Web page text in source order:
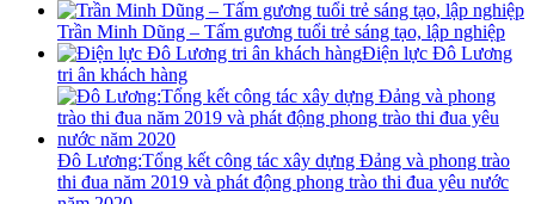
Trần Minh Dũng – Tấm gương tuổi trẻ sáng tạo, lập nghiệp
Điện lực Đô Lương
tri ân khách hàng
Đô Lương:Tổng kết công tác xây dựng Đảng và phong trào
thi đua năm 2019 và phát động phong trào thi đua yêu nước